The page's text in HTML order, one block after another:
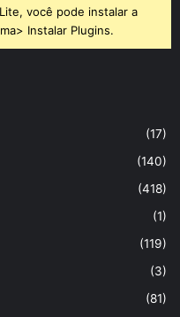
você pode instalar a
Instalar Plugins.
(17)
(140)
(418)
(1)
(119)
(3)
(81)